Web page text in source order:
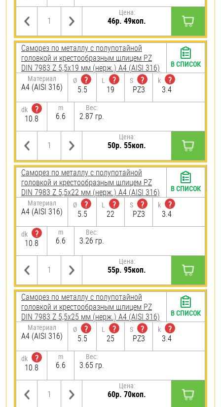
Цена:
46р. 49коп.
Саморез по металлу с полупотайной
головкой и крестообразным шлицем PZ
DIN 7983 Z 5,5х19 мм (нерж.) A4 (AISI 316)
Материал
A4 (AISI 316)
Ø
?
5.5
L
?
19
S
?
PZ3
k
?
3.4
dk
?
10.8
m
6.6
Вес:
2.87 гр.
Цена:
50р. 55коп.
В СПИСОК
Саморез по металлу с полупотайной
головкой и крестообразным шлицем PZ
DIN 7983 Z 5,5х22 мм (нерж.) A4 (AISI 316)
Материал
A4 (AISI 316)
Ø
?
5.5
L
?
22
S
?
PZ3
k
?
3.4
dk
?
10.8
m
6.6
Вес:
3.26 гр.
Цена:
55р. 95коп.
В СПИСОК
Саморез по металлу с полупотайной
головкой и крестообразным шлицем PZ
DIN 7983 Z 5,5х25 мм (нерж.) A4 (AISI 316)
Материал
A4 (AISI 316)
Ø
?
5.5
L
?
25
S
?
PZ3
k
?
3.4
dk
?
10.8
m
6.6
Вес:
3.65 гр.
Цена:
60р. 70коп.
В СПИСОК